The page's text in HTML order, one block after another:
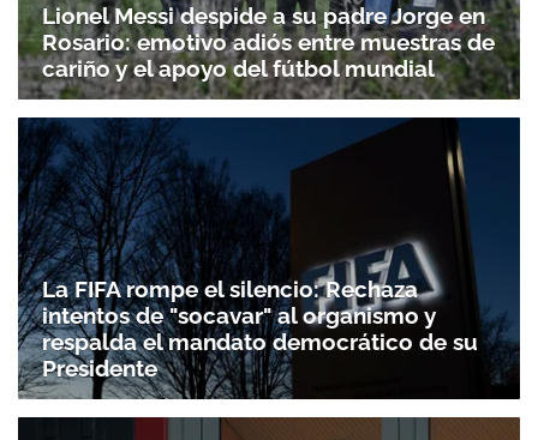
Lionel Messi despide a su padre Jorge en
Rosario: emotivo adiós entre muestras de
cariño y el apoyo del fútbol mundial
La FIFA rompe el silencio: Rechaza
intentos de "socavar" al organismo y
respalda el mandato democrático de su
Presidente